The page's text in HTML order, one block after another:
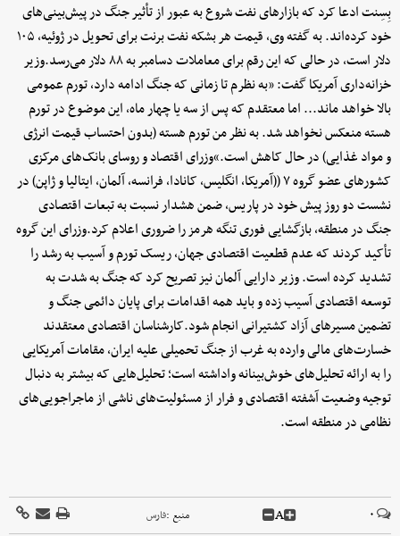
بِسِنت ادعا کرد که بازارهای نفت شروع به عبور از تأثیر جنگ در پیش‌بینی‌های
خود کرده‌اند. به گفته وی، قیمت هر بشکه نفت برنت برای تحویل در ژوئیه، ۱۰۵
دلار است، در حالی که این رقم برای معاملات دسامبر به ۸۸ دلار می‌رسد.وزیر
خزانه‌داری آمریکا گفت: «به نظرم تا زمانی که جنگ ادامه دارد، تورم عمومی
بالا خواهد ماند... اما معتقدم که پس از سه یا چهار ماه، این موضوع در تورم
هسته منعکس نخواهد شد. به نظر من تورم هسته (بدون احتساب قیمت انرژی
و مواد غذایی) در حال کاهش است.»وزرای اقتصاد و روسای بانک‌های مرکزی
کشورهای عضو گروه ۷ ((آمریکا، انگلیس، کانادا، فرانسه، آلمان، ایتالیا و ژاپن) در
نشست دو روز پیش خود در پاریس، ضمن هشدار نسبت به تبعات اقتصادی
جنگ در منطقه، بازگشایی فوری تنگه هرمز را ضروری اعلام کرد.وزرای این گروه
تأکید کردند که عدم قطعیت اقتصادی جهان، ریسک تورم و آسیب به رشد را
تشدید کرده است. وزیر دارایی آلمان نیز تصریح کرد که جنگ به شدت به
توسعه اقتصادی آسیب زده و باید همه اقدامات برای پایان دائمی جنگ و
تضمین مسیرهای آزاد کشتیرانی انجام شود.کارشناسان اقتصادی معتقدند
خسارت‌های مالی وارده به غرب از جنگ تحمیلی علیه ایران، مقامات آمریکایی
را به ارائه تحلیل‌های خوش‌بینانه واداشته است؛ تحلیل‌هایی که بیشتر به دنبال
توجیه وضعیت آشفته اقتصادی و فرار از مسئولیت‌های ناشی از ماجراجویی‌های
نظامی در منطقه است.
۰ A منبع :فارس